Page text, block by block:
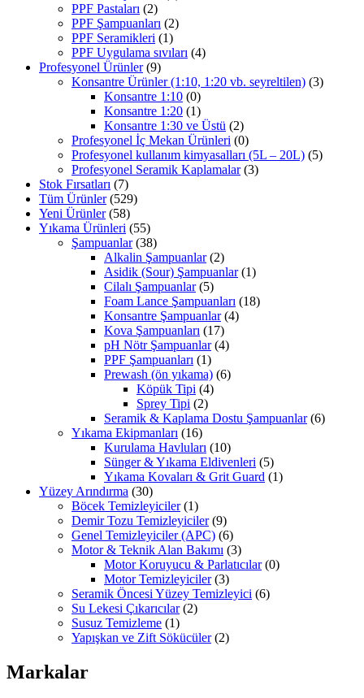
PPF Pastaları (2)
PPF Şampuanları (2)
PPF Seramikleri (1)
PPF Uygulama sıvıları (4)
Profesyonel Ürünler (9)
Konsantre Ürünler (1:10, 1:20 vb. seyreltilen) (3)
Konsantre 1:10 (0)
Konsantre 1:20 (1)
Konsantre 1:30 ve Üstü (2)
Profesyonel İç Mekan Ürünleri (0)
Profesyonel kullanım kimyasalları (5L – 20L) (5)
Profesyonel Seramik Kaplamalar (3)
Stok Fırsatları (7)
Tüm Ürünler (529)
Yeni Ürünler (58)
Yıkama Ürünleri (55)
Şampuanlar (38)
Alkalin Şampuanlar (2)
Asidik (Sour) Şampuanlar (1)
Cilalı Şampuanlar (5)
Foam Lance Şampuanları (18)
Konsantre Şampuanlar (4)
Kova Şampuanları (17)
pH Nötr Şampuanlar (4)
PPF Şampuanları (1)
Prewash (ön yıkama) (6)
Köpük Tipi (4)
Sprey Tipi (2)
Seramik & Kaplama Dostu Şampuanlar (6)
Yıkama Ekipmanları (16)
Kurulama Havluları (10)
Sünger & Yıkama Eldivenleri (5)
Yıkama Kovaları & Grit Guard (1)
Yüzey Arındırma (30)
Böcek Temizleyiciler (1)
Demir Tozu Temizleyiciler (9)
Genel Temizleyiciler (APC) (6)
Motor & Teknik Alan Bakımı (3)
Motor Koruyucu & Parlatıcılar (0)
Motor Temizleyiciler (3)
Seramik Öncesi Yüzey Temizleyici (6)
Su Lekesi Çıkarıcılar (2)
Susuz Temizleme (1)
Yapışkan ve Zift Sökücüler (2)
Markalar